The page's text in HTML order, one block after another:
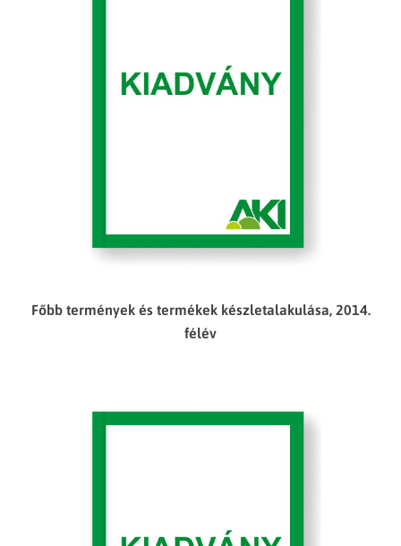
Főbb termények és termékek készletalakulása, 2014.
félév